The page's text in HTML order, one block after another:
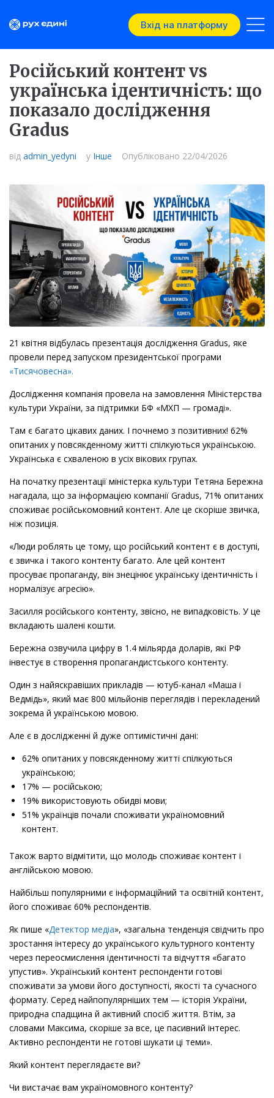
Вхід на платформу
Російський контент vs
українська ідентичність: що
показало дослідження
Gradus
від admin_yedyni у Інше Опубліковано 22/04/2026
21 квітня відбулась презентація дослідження Gradus, яке
провели перед запуском президентської програми
«Тисячовесна».
Дослідження компанія провела на замовлення Міністерства
культури України, за підтримки БФ «МХП — громаді».
Там є багато цікавих даних. І почнемо з позитивних! 62%
опитаних у повсякденному житті спілкуються українською.
Українська є схваленою в усіх вікових групах.
На початку презентації міністерка культури Тетяна Бережна
нагадала, що за інформацією компанії Gradus, 71% опитаних
споживає російськомовний контент. Але це скоріше звичка,
ніж позиція.
«Люди роблять це тому, що російський контент є в доступі,
є звичка і такого контенту багато. Але цей контент
просуває пропаганду, він знецінює українську ідентичність і
нормалізує агресію».
Засилля російського контенту, звісно, не випадковість. У це
вкладають шалені кошти.
Бережна озвучила цифру в 1.4 мільярда доларів, які РФ
інвестує в створення пропагандистського контенту.
Один з найяскравіших прикладів — ютуб-канал «Маша і
Ведмідь», який має 800 мільйонів переглядів і перекладений
зокрема й українською мовою.
Але є в дослідженні й дуже оптимістичні дані:
62% опитаних у повсякденному житті спілкуються
українською;
17% — російською;
19% використовують обидві мови;
51% українців почали споживати україномовний
контент.
Також варто відмітити, що молодь споживає контент і
англійською мовою.
Найбільш популярними є інформаційний та освітній контент,
його споживає 60% респондентів.
Як пише «Детектор медіа», «загальна тенденція свідчить про
зростання інтересу до українського культурного контенту
через переосмислення ідентичності та відчуття «багато
упустив». Український контент респонденти готові
споживати за умови його доступності, якості та сучасного
формату. Серед найпопулярніших тем — історія України,
природна спадщина й активний спосіб життя. Втім, за
словами Максима, скоріше за все, це пасивний інтерес.
Активно респонденти не готові шукати ці теми».
Який контент переглядаєте ви?
Чи вистачає вам україномовного контенту?
Зареєструватись
безкоштовно
України та громадяни інших держав, окрім
громадян тих держав, які проголосували «проти»
резолюцій Генеральної Асамблеї Організації
Об’єднаних Націй «Principles of the Charter of the
United Nations underlying a comprehensive, just and
або68/262. Territorial integrity of Ukraine від 27
березня 2014 року(Росія, Білорусь, КНДР, Еритрея,
Малі, Нікарагуа, Сирія, Болівія, Куба, Зімбабве, Судан,
Курс переходу на українську мову
почати говорити українською;
отримати психологічну підтримку та мотивацію в
процесі переходу на українську.
Учасники отримають:
щоденні завдання та навчальні матеріали;
поради психолога під час переходу;
розмовні клуби – очні та онлайн;
Friendly-чати підтримки;
сертифікат.
Перейти на українську
Граматичний курс української мови
Вітаємо!
підтримки у переході на українську мову.
Матеріали курсу розміщені на платформі. Щоб
отримати до них доступ, завершіть реєстрацію на
платформі.
Вхід на платформу
Наступний крок:приєднатися до наших чатів
підтримки у WhatsApp,Telegram
Звеpтаємо вашу увагу, що в чаті ми спілкуємось
укpаїнською мовою.
Приєднатися
Приєднатися
Просимо не поширювати ці посилання серед осіб, не
Вітаємо!
Вас зареєстровано на курс ГО “Рух Єдині”: 28 днів
підтримки у вдосконаленні української мови.
Матеріали курсу розміщені на платформі. Щоб
отримати до них доступ, завершіть реєстрацію на
платформі.
Наступний крок:приєднатися до наших чатів
підтримки у WhatsApp,Telegram
Звеpтаємо вашу увагу, що в чаті ми спілкуємось
укpаїнською мовою.
Приєднатися
Приєднатися
Приєднатися
Просимо не поширювати ці посилання серед осіб, не